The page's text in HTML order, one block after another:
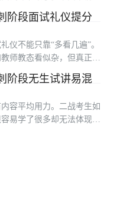
二战查漏补缺路径。
结构化看逻辑、态度和
阶段面试礼仪提分
仪不能只靠“多看几遍”。
师教态看似杂，但真正影
。本文从职业理念辨析切
安排下先抓什么：面试
阶段无生试讲易混
容平均用力。二战考生如
易学了很多却无法体现在
稳妥的做法是先确定高频
从考试环节倒推复习重